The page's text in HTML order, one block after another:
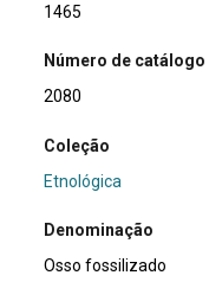
1465
Número de catálogo
2080
Coleção
Etnológica
Denominação
Osso fossilizado